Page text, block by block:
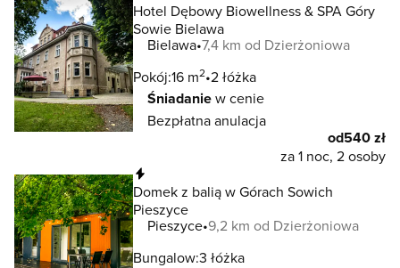
Hotel Dębowy Biowellness & SPA Góry
Sowie Bielawa
Bielawa 7,4 km od Dzierżoniowa
Pokój:16 m2 2 łóżka
Śniadaniew cenie
Bezpłatna anulacja
od540 zł
za 1 noc, 2 osoby
Domek z balią w Górach Sowich
Pieszyce
Pieszyce 9,2 km od Dzierżoniowa
Bungalow:3 łóżka